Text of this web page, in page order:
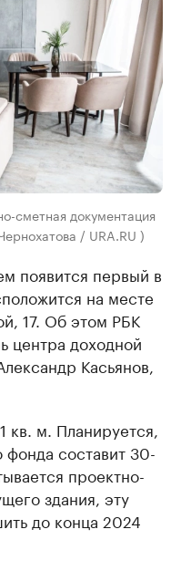
сметная документация
/ URA.RU )
появится первый в
на месте
17. Об этом РБК
центра доходной
Касьянов,
кв. м. Планируется,
фонда составит 30-
проектно-
здания, эту
до конца 2024